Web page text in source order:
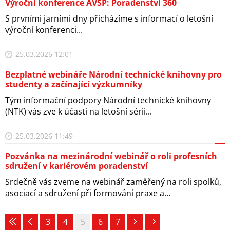
Výroční konference AVŠP: Poradenství 360
S prvními jarními dny přicházíme s informací o letošní
výroční konferenci...
25.03.2026 12:01
Bezplatné webináře Národní technické knihovny pro
studenty a začínající výzkumníky
Tým informační podpory Národní technické knihovny
(NTK) vás zve k účasti na letošní sérii...
25.03.2026 11:49
Pozvánka na mezinárodní webinář o roli profesních
sdružení v kariérovém poradenství
Srdečně vás zveme na webinář zaměřený na roli spolků,
asociací a sdružení při formování praxe a...
3 4 5 6 7